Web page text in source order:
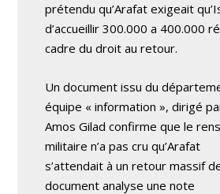
prétendu qu’Arafat exigeait
d’accueillir 300.000 a 400.000
cadre du droit au retour.
Un document issu du
équipe « information », dirigé
Amos Gilad confirme que le
militaire n’a pas cru qu’Arafat
s’attendait à un retour massif
document analyse une note